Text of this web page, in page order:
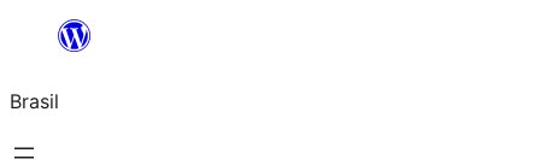
o
conteúdo
Brasil